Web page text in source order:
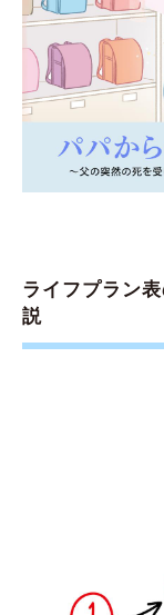
ライフプラン
説